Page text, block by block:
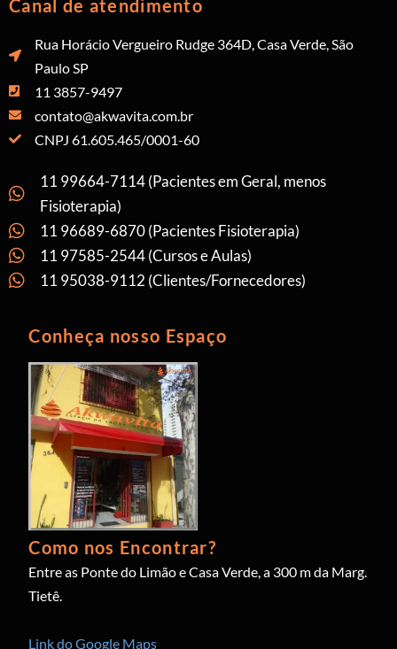
Canal de atendimento
Rua Horácio Vergueiro Rudge 364D, Casa Verde, São
Paulo SP
11 3857-9497
contato@akwavita.com.br
CNPJ 61.605.465/0001-60
11 99664-7114 (Pacientes em Geral, menos
Fisioterapia)
11 96689-6870 (Pacientes Fisioterapia)
11 97585-2544 (Cursos e Aulas)
11 95038-9112 (Clientes/Fornecedores)
Conheça nosso Espaço
Como nos Encontrar?
Entre as Ponte do Limão e Casa Verde, a 300 m da Marg.
Tietê.
Link do Google Maps